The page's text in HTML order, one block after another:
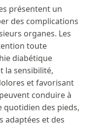
présentent un
des complications
organes. Les
toute
diabétique
la sensibilité,
et favorisant
conduire à
quotidien des pieds,
adaptées et des